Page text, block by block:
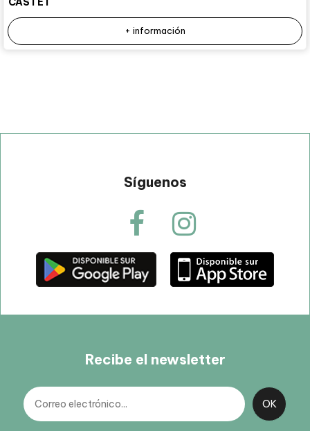
+ información
Síguenos
Recibe el newsletter